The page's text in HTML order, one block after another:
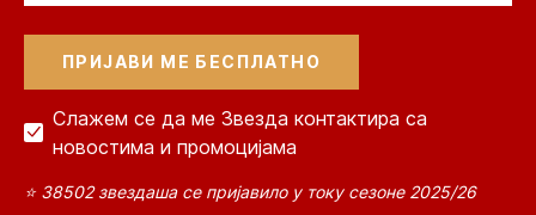
Слажем се да ме Звезда контактира са
новостима и промоцијама
⭐ 38502 звездаша се пријавило у току сезоне 2025/26